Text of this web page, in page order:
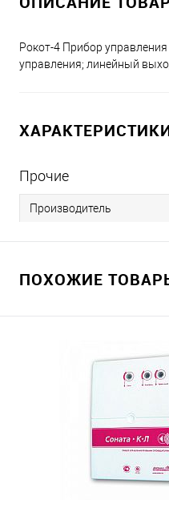
Рокот-4 Прибор
управления; линейный
Прочие
Производитель
ПОХОЖИЕ